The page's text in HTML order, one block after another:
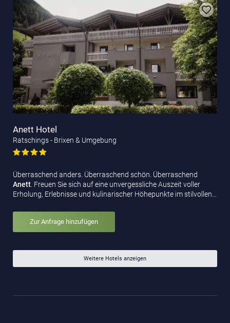
Anett Hotel
Ratschings - Brixen & Umgebung
Überraschend anders. Überraschend schön. Überraschend
Anett. Freuen Sie sich auf eine unvergessliche Auszeit voller
Erholung, Erlebnisse und kulinarischer Höhepunkte im stilvollen…
Zur Anfrage hinzufügen
Weitere Hotels anzeigen